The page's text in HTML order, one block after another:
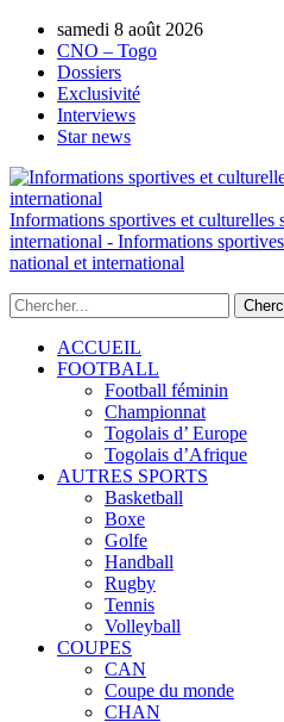
samedi 8 août 2026
CNO – Togo
Dossiers
Exclusivité
Interviews
Star news
Informations sportives et culturelles
international - Informations
national et international
ACCUEIL
FOOTBALL
Football féminin
Championnat
Togolais d’ Europe
Togolais d’Afrique
AUTRES SPORTS
Basketball
Boxe
Golfe
Handball
Rugby
Tennis
Volleyball
COUPES
CAN
Coupe du monde
CHAN
AUTORISATION DE LA